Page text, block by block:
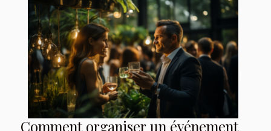
Comment organiser un événement